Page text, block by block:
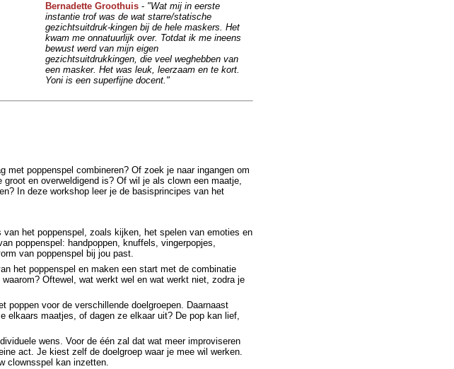
Bernadette Groothuis- "Wat mij in eerste
instantie trof was de wat starre/statische
gezichtsuitdruk-kingen bij de hele maskers. Het
kwam me onnatuurlijk over. Totdat ik me ineens
bewust werd van mijn eigen
gezichtsuitdrukkingen, die veel weghebben van
een masker. Het was leuk, leerzaam en te kort.
Yoni is een superfijne docent."
met poppenspel combineren? Of zoek je naar ingangen om
en overweldigend is? Of wil je als clown een maatje,
In deze workshop leer je de basisprincipes van het
van het poppenspel, zoals kijken, het spelen van emoties en
poppenspel: handpoppen, knuffels, vingerpopjes,
van poppenspel bij jou past.
het poppenspel en maken een start met de combinatie
Oftewel, wat werkt wel en wat werkt niet, zodra je
poppen voor de verschillende doelgroepen. Daarnaast
elkaars maatjes, of dagen ze elkaar uit? De pop kan lief,
wens. Voor de één zal dat wat meer improviseren
act. Je kiest zelf de doelgroep waar je mee wil werken.
clownsspel kan inzetten.